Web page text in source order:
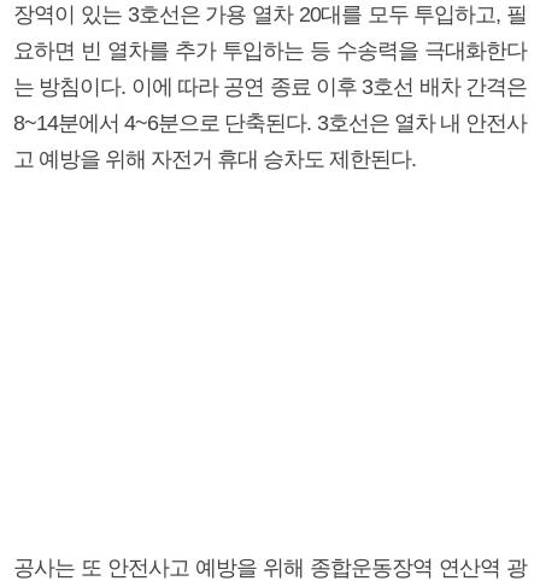
장역이 있는 3호선은 가용 열차 20대를 모두 투입하고, 필
요하면 빈 열차를 추가 투입하는 등 수송력을 극대화한다
는 방침이다. 이에 따라 공연 종료 이후 3호선 배차 간격은
8~14분에서 4~6분으로 단축된다. 3호선은 열차 내 안전사
고 예방을 위해 자전거 휴대 승차도 제한된다.
공사는 또 안전사고 예방을 위해 종합운동장역 연산역 광